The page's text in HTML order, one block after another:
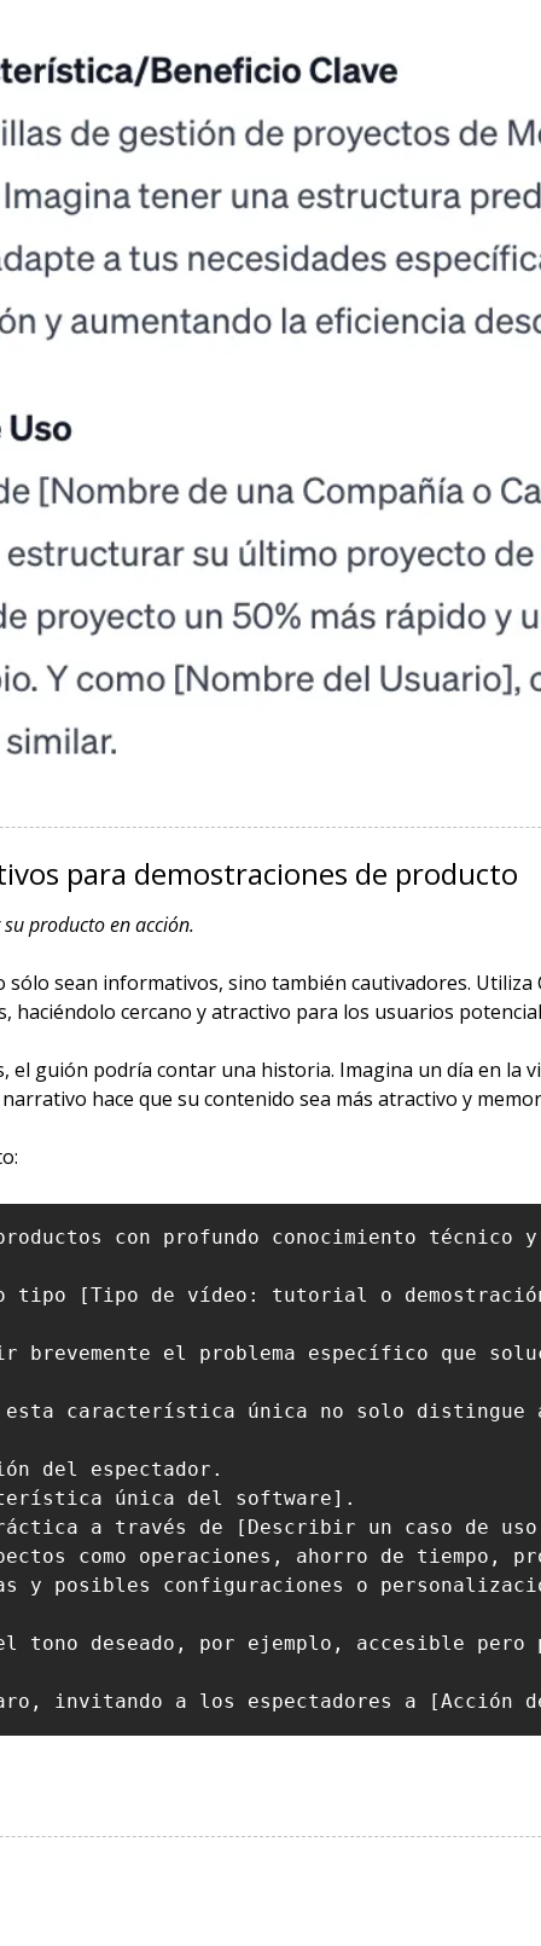
para demostraciones de producto
producto en acción.
sean informativos, sino también cautivadores.
haciéndolo cercano y atractivo para los usuarios
el guión podría contar una historia. Imagina un día en la
hace que su contenido sea más atractivo y
con profundo conocimiento técnico
tipo [Tipo de vídeo: tutorial o
brevemente el problema específico
característica única no solo distingue
del espectador.
única del software].
a través de [Describir un caso de
como operaciones, ahorro de tiempo,
y posibles configuraciones o
tono deseado, por ejemplo, accesible
invitando a los espectadores a [Acción